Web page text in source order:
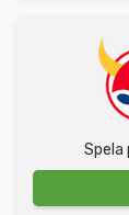
Spela